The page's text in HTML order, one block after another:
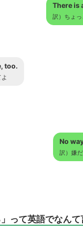
There is
訳）ちょっ
too.
No
訳）嫌
って英語でなんて